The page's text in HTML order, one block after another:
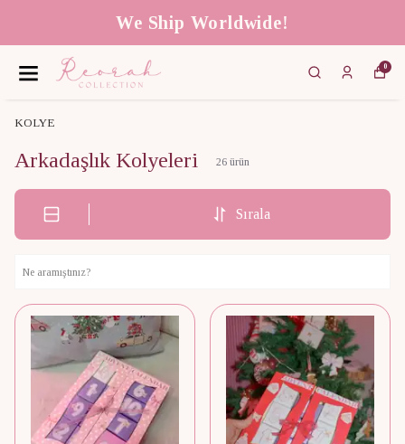
We Ship Worldwide!
0
KOLYE
Arkadaşlık Kolyeleri 26 ürün
Sırala